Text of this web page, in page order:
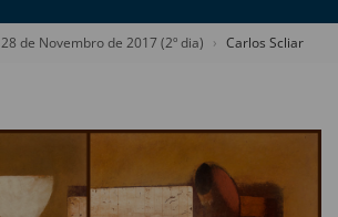
28 de Novembro de 2017 (2º dia) Carlos Scliar